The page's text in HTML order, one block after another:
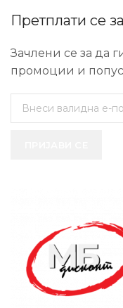
Претплати се
Зачлени се за да
промоции и